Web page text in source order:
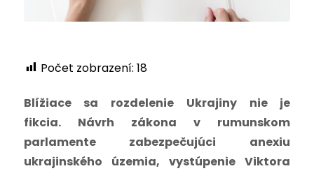
Počet zobrazení: 18
Blížiace sa rozdelenie Ukrajiny nie je
fikcia. Návrh zákona v rumunskom
parlamente zabezpečujúci anexiu
ukrajinského územia, vystúpenie Viktora